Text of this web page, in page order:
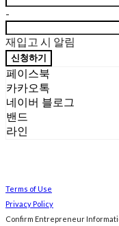
-
재입고 시 알림
신청하기
페이스북
카카오톡
네이버 블로그
밴드
라인
Terms of Use
Privacy Policy
Confirm Entrepreneur